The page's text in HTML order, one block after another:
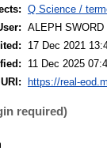
Q Science /
ALEPH SWORD
17 Dec 2021
11 Dec 2025
URI:
https://real-
required)